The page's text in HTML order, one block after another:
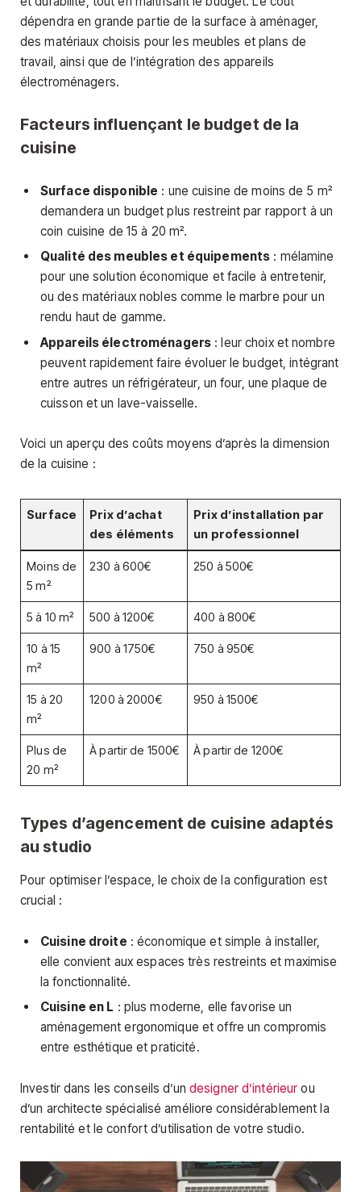
dépendra en grande partie de la surface à aménager,
des matériaux choisis pour les meubles et plans de
travail, ainsi que de l’intégration des appareils
électroménagers.
Facteurs influençant le budget de la
cuisine
Surface disponible : une cuisine de moins de 5 m²
demandera un budget plus restreint par rapport à un
coin cuisine de 15 à 20 m².
Qualité des meubles et équipements : mélamine
pour une solution économique et facile à entretenir,
ou des matériaux nobles comme le marbre pour un
rendu haut de gamme.
Appareils électroménagers : leur choix et nombre
peuvent rapidement faire évoluer le budget, intégrant
entre autres un réfrigérateur, un four, une plaque de
cuisson et un lave-vaisselle.
Voici un aperçu des coûts moyens d’après la dimension
de la cuisine :
Surface
Prix d’achat
des éléments
Prix d’installation par
un professionnel
Moins de
5 m²
230 à 600€ 250 à 500€
5 à 10 m² 500 à 1200€ 400 à 800€
10 à 15
m²
900 à 1750€ 750 à 950€
15 à 20
m²
1200 à 2000€ 950 à 1500€
Plus de
20 m²
À partir de 1500€ À partir de 1200€
Types d’agencement de cuisine adaptés
au studio
Pour optimiser l’espace, le choix de la configuration est
crucial :
Cuisine droite : économique et simple à installer,
elle convient aux espaces très restreints et maximise
la fonctionnalité.
Cuisine en L : plus moderne, elle favorise un
aménagement ergonomique et offre un compromis
entre esthétique et praticité.
Investir dans les conseils d’un designer d’intérieur ou
d’un architecte spécialisé améliore considérablement la
rentabilité et le confort d’utilisation de votre studio.